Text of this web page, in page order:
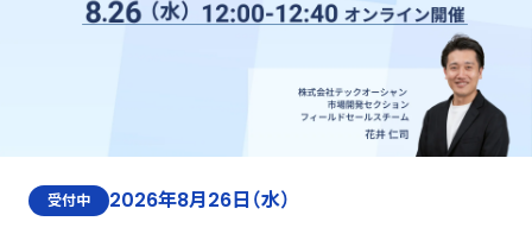
受付中 2026年8月26日（水）